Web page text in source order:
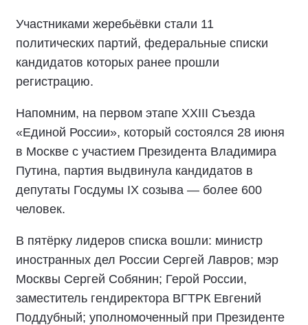
Участниками жеребьёвки стали 11
политических партий, федеральные списки
кандидатов которых ранее прошли
регистрацию.
Напомним, на первом этапе XXIII Съезда
«Единой России», который состоялся 28 июня
в Москве с участием Президента Владимира
Путина, партия выдвинула кандидатов в
депутаты Госдумы IX созыва — более 600
человек.
В пятёрку лидеров списка вошли: министр
иностранных дел России Сергей Лавров; мэр
Москвы Сергей Собянин; Герой России,
заместитель гендиректора ВГТРК Евгений
Поддубный; уполномоченный при Президенте